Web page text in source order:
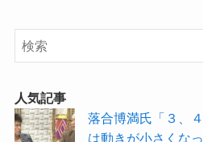
人気記事
落合博満氏「３、
は動きが小さくな